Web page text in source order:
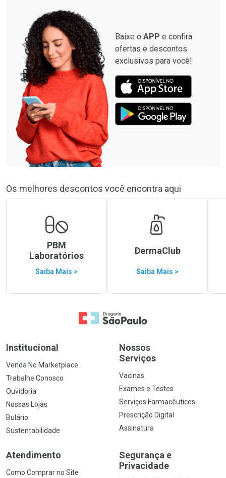
Baixe o APP e confira
ofertas e descontos
exclusivos para você!
Os melhores descontos você encontra aqui
PBM
Laboratórios
Saiba Mais >
DermaClub
Saiba Mais >
Ir para a Home
Institucional
Venda No Marketplace
Trabalhe Conosco
Ouvidoria
Nossas Lojas
Bulário
Sustentabilidade
Nossos
Serviços
Vacinas
Exames e Testes
Serviços Farmacêuticos
Prescrição Digital
Assinatura
Atendimento
Como Comprar no Site
Segurança e
Privacidade